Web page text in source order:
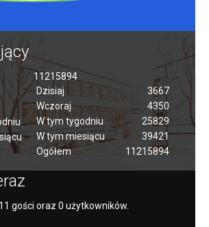
11215894
Dzisiaj
3667
Wczoraj
4350
W tym tygodniu
25829
W tym miesiącu
39421
Ogółem
11215894
gości oraz 0 użytkowników.